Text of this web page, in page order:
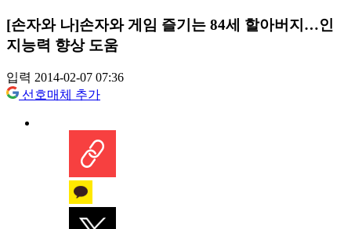
[손자와 나]손자와 게임 즐기는 84세 할아버지…인
지능력 향상 도움
입력 2014-02-07 07:36
선호매체 추가